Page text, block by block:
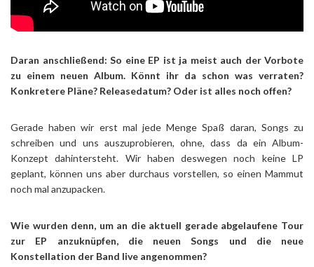
Daran anschließend: So eine EP ist ja meist auch der Vorbote
zu einem neuen Album. Könnt ihr da schon was verraten?
Konkretere Pläne? Releasedatum? Oder ist alles noch offen?
Gerade haben wir erst mal jede Menge Spaß daran, Songs zu
schreiben und uns auszuprobieren, ohne, dass da ein Album-
Konzept dahintersteht. Wir haben deswegen noch keine LP
geplant, können uns aber durchaus vorstellen, so einen Mammut
noch mal anzupacken.
Wie wurden denn, um an die aktuell gerade abgelaufene Tour
zur EP anzuknüpfen, die neuen Songs und die neue
Konstellation der Band live angenommen?